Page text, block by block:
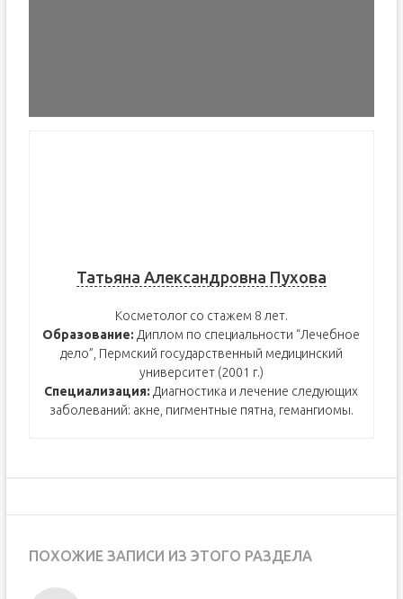
Татьяна Александровна Пухова
Косметолог со стажем 8 лет.
Образование: Диплом по специальности “Лечебное
дело”, Пермский государственный медицинский
университет (2001 г.)
Специализация: Диагностика и лечение следующих
заболеваний: акне, пигментные пятна, гемангиомы.
ПОХОЖИЕ ЗАПИСИ ИЗ ЭТОГО РАЗДЕЛА